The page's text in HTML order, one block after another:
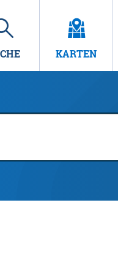
KARTEN